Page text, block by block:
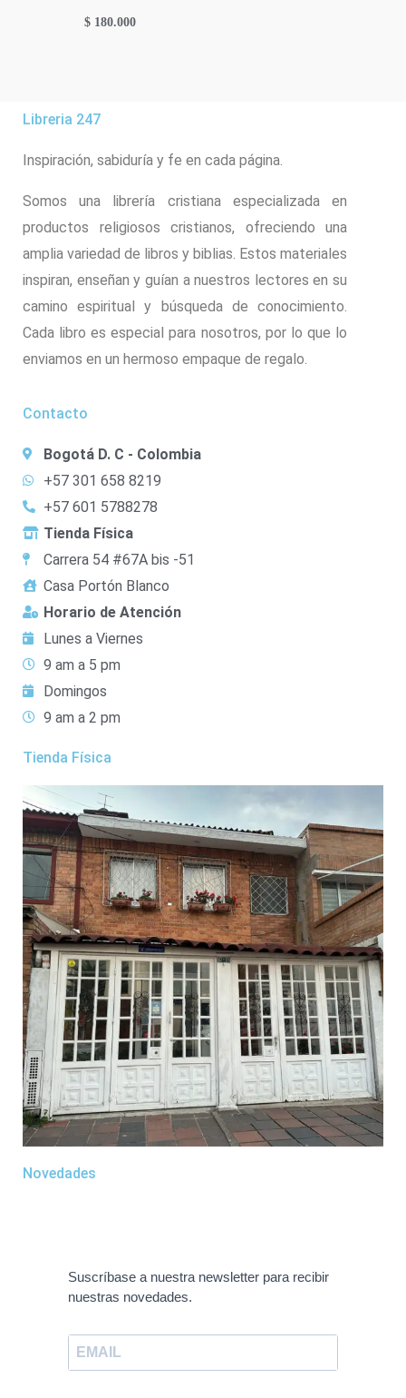
$ 180.000
Libreria 247
Inspiración, sabiduría y fe en cada página.
Somos una librería cristiana especializada en
productos religiosos cristianos, ofreciendo una
amplia variedad de libros y biblias. Estos materiales
inspiran, enseñan y guían a nuestros lectores en su
camino espiritual y búsqueda de conocimiento.
Cada libro es especial para nosotros, por lo que lo
enviamos en un hermoso empaque de regalo.
Contacto
Bogotá D. C - Colombia
+57 301 658 8219
+57 601 5788278
Tienda Física
Carrera 54 #67A bis -51
Casa Portón Blanco
Horario de Atención
Lunes a Viernes
9 am a 5 pm
Domingos
9 am a 2 pm
Tienda Física
Novedades
Suscríbase a nuestra newsletter para recibir
nuestras novedades.